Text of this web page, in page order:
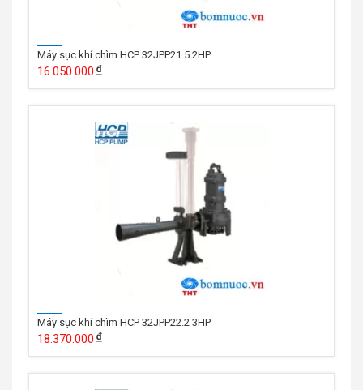
Máy sục khí chìm HCP 32JPP21.5 2HP
16.050.000
Máy sục khí chìm HCP 32JPP22.2 3HP
18.370.000